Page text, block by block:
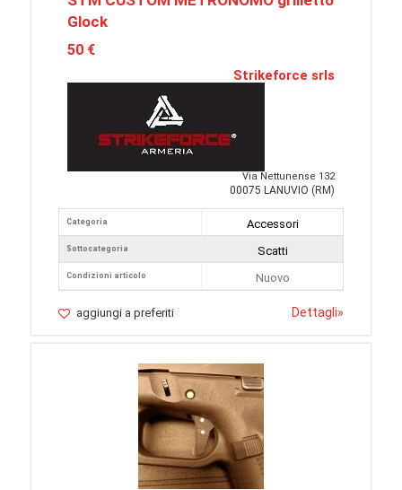
Glock
50 €
Strikeforce srls
Via Nettunense 132
00075 LANUVIO (RM)
Categoria
Sottocategoria
Condizioni articolo
Accessori
Scatti
Nuovo
aggiungi a preferiti Dettagli»